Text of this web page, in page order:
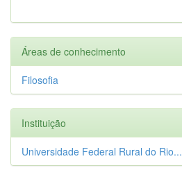
Áreas de conhecimento
Filosofia
Instituição
Universidade Federal Rural do Rio...